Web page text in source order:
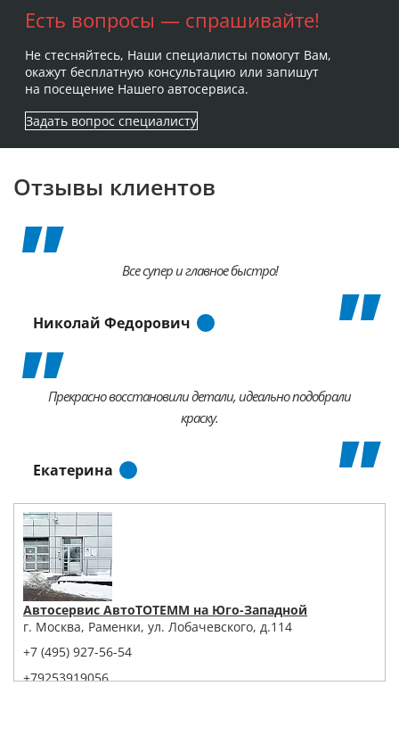
Есть вопросы — спрашивайте!
Не стесняйтесь, Наши специалисты помогут Вам,
окажут бесплатную консультацию или запишут
на посещение Нашего автосервиса.
Задать вопрос специалисту
Отзывы клиентов
Все супер и главное быстро!
Николай Федорович
Прекрасно восстановили детали, идеально подобрали
краску.
Екатерина
Автосервис АвтоТОТЕММ на Юго-Западной
г. Москва, Раменки, ул. Лобачевского, д.114
+7 (495) 927-56-54
+79253919056